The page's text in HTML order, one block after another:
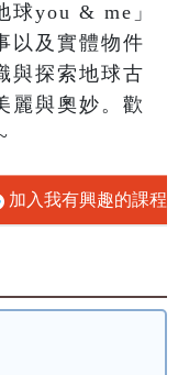
球you & me」
以及實體物件
與探索地球古
麗與奧妙。歡
加入我有興趣的課程